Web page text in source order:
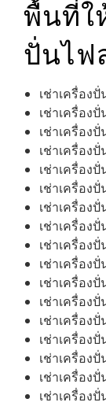
พื้นที่ใ
ปั่นไฟ
เช่าเครื่อง
เช่าเครื่อง
เช่าเครื่อง
เช่าเครื่อง
เช่าเครื่อง
เช่าเครื่อง
เช่าเครื่อง
เช่าเครื่อง
เช่าเครื่อง
เช่าเครื่อง
เช่าเครื่อง
เช่าเครื่อง
เช่าเครื่อง
เช่าเครื่อง
เช่าเครื่อง
เช่าเครื่อง
เช่าเครื่อง